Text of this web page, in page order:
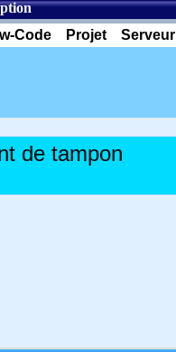
Code Projet Serveur
de tampon